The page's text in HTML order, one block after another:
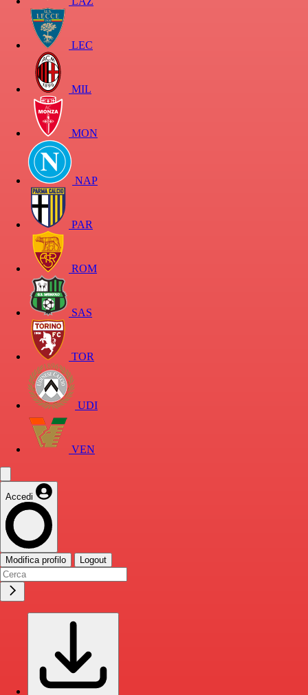
LEC
MIL
MON
NAP
PAR
ROM
SAS
TOR
UDI
VEN
Accedi
Modifica profilo Logout